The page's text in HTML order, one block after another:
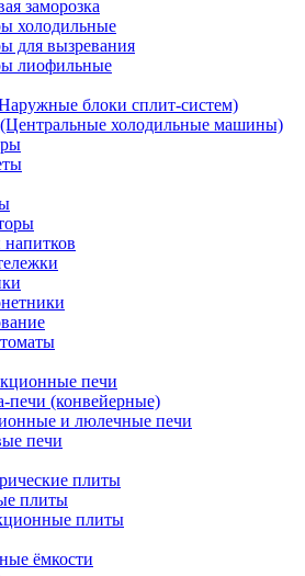
заморозка
холодильные
для вызревания
лиофильные
блоки сплит-систем)
холодильные машины)
печи
печи (конвейерные)
и люлечные печи
печи
плиты
плиты
плиты
ёмкости